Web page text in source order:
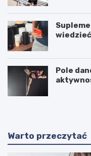
Pole
Warto przeczytać